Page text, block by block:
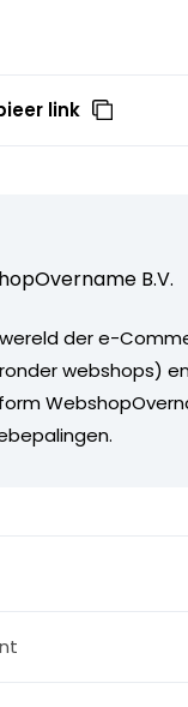
link
B.V.
der e-
webshops)